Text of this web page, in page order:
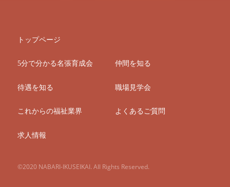
トップページ
5分で分かる名張育成会 仲間を知る
待遇を知る 職場見学会
これからの福祉業界 よくあるご質問
求人情報
©2020 NABARI-IKUSEIKAI. All Rights Reserved.